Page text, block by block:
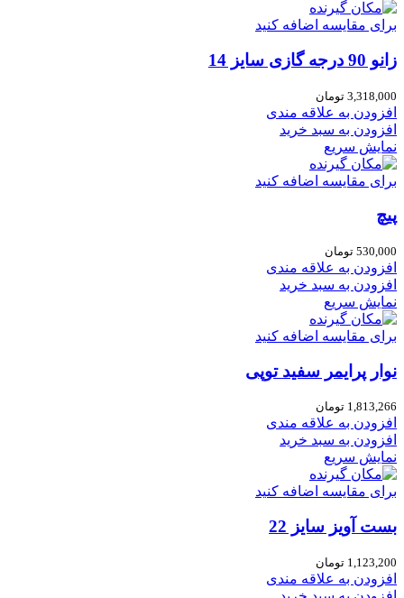
برای مقایسه اضافه کنید
زانو 90 درجه گازی سایز 14
3,318,000 تومان
افزودن به علاقه مندی
افزودن به سبد خرید
نمایش سریع
برای مقایسه اضافه کنید
پیچ
530,000 تومان
افزودن به علاقه مندی
افزودن به سبد خرید
نمایش سریع
برای مقایسه اضافه کنید
نوار پرایمر سفید توپی
1,813,266 تومان
افزودن به علاقه مندی
افزودن به سبد خرید
نمایش سریع
برای مقایسه اضافه کنید
بست آویز سایز 22
1,123,200 تومان
افزودن به علاقه مندی